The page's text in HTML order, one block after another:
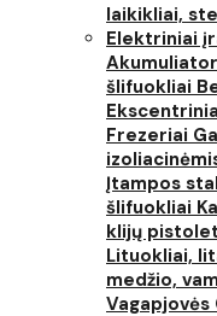
laikikliai,
Elektriniai
šlifuokliai
Frezeriai
Įtampos
šlifuokliai
klijų
Lituokliai,
medžio,
Vagapjovės